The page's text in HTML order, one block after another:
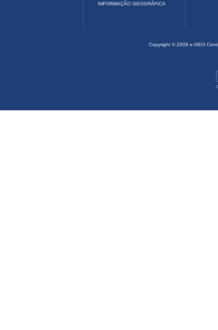
INFORMAÇÃO GEOGRÁFICA
Copyright © 2009 e-GEO